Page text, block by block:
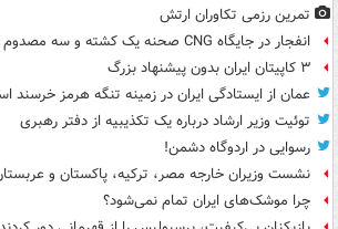
تمرین رزمی تکاوران ارتش
انفجار در جایگاه CNG صحنه یک کشته و سه مصدوم برجا گذاشت
۳ کاپیتان ایران بدون پیشنهاد بزرگ
عمان از ایستادگی ایران در زمینه تنگه هرمز خرسند
توئیت وزیر ارشاد درباره یک تکذیبیه از دفتر رهبری
رسوایی در اردوگاه دشمن!
نشست وزیران خارجه مصر، ترکیه، پاکستان و
چرا موشک‌های ایران تمام نمی‌شود؟